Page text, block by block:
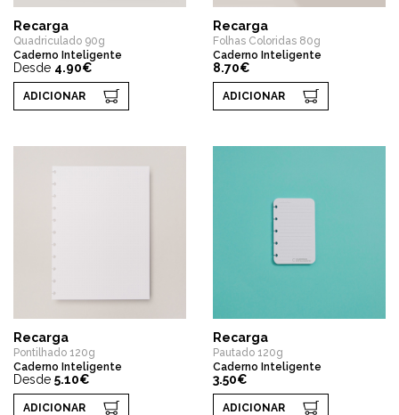
Recarga
Quadriculado 90g
Caderno Inteligente
Desde 4.90€
ADICIONAR
Recarga
Folhas Coloridas 80g
Caderno Inteligente
8.70€
ADICIONAR
Recarga
Pontilhado 120g
Caderno Inteligente
Desde 5.10€
ADICIONAR
Recarga
Pautado 120g
Caderno Inteligente
3.50€
ADICIONAR